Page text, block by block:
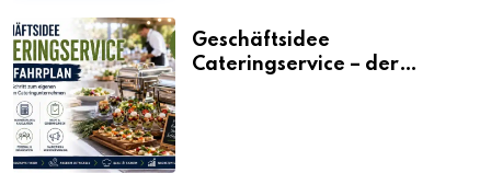
Geschäftsidee
Cateringservice – der